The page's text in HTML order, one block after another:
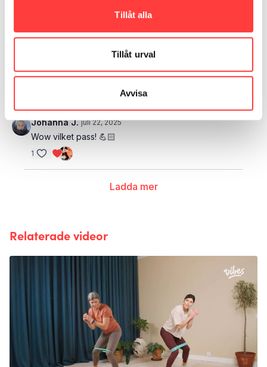
Tillåt alla
Tillåt urval
Avvisa
Grymt skönt pass! 🤩🙏
Bra och effektivt 👍👍
Johanna J. juli 22, 2025
Wow vilket pass! 💪🏻
1
Ladda mer
Relaterade videor